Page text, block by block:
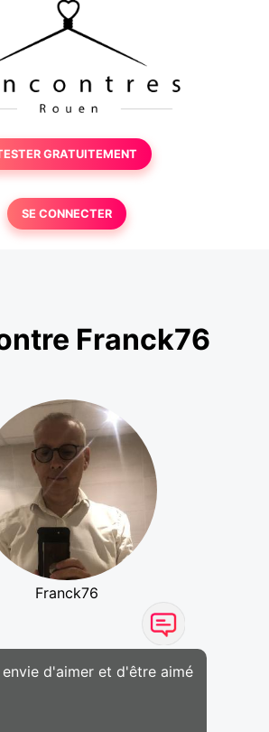
GRATUITEMENT
SE CONNECTER
Franck76
Franck76
d'aimer et d'être aimé